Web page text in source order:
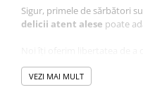
Sigur, primele de sărbători
delicii atent alese poate
tău. Fie că vrei un coș
sau delicatese rafinate,
VEZI MAI MULT